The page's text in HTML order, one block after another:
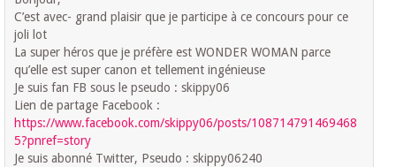
C’est avec- grand plaisir que je participe à ce concours pour ce
joli lot
La super héros que je préfère est WONDER WOMAN parce
qu’elle est super canon et tellement ingénieuse
Je suis fan FB sous le pseudo : skippy06
Lien de partage Facebook :
https://www.facebook.com/skippy06/posts/108714791469468
5?pnref=story
Je suis abonné Twitter, Pseudo : skippy06240